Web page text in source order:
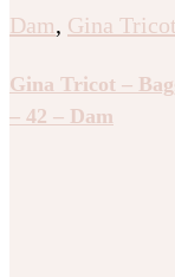
Dam, Gina Tricot
Gina Tricot –
– 42 – Dam